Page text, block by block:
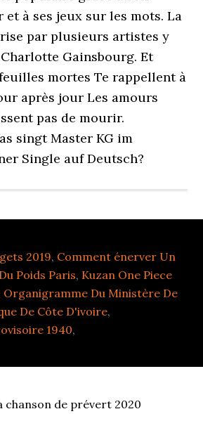
2019, Comment énerver Un
Poids Paris, Kuzan One Piece
Organigramme Du Ministère De
De Côte D'ivoire,
1940,
chanson de prévert 2020